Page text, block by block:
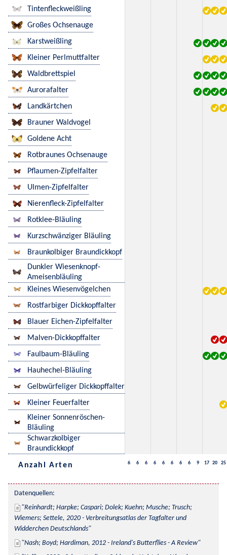
Tintenfleckweißling
Großes Ochsenauge
Karstweißling
Kleiner Perlmuttfalter
Waldbrettspiel
Aurorafalter
Landkärtchen
Brauner Waldvogel
Goldene Acht
Rotbraunes Ochsenauge
Pflaumen-Zipfelfalter
Ulmen-Zipfelfalter
Nierenfleck-Zipfelfalter
Rotklee-Bläuling
Kurzschwänziger Bläuling
Braunkolbiger Braundickkopf
Dunkler Wiesenknopf-
Ameisenbläuling
Kleines Wiesenvögelchen
Rostfarbiger Dickkopffalter
Blauer Eichen-Zipfelfalter
Malven-Dickkopffalter
Faulbaum-Bläuling
Hauhechel-Bläuling
Gelbwürfeliger Dickkopffalter
Kleiner Feuerfalter
Kleiner Sonnenröschen-
Bläuling
Schwarzkolbiger
Braundickkopf
Anzahl Arten 6 6 6 6 6 6 6 6 9 17 20 25
Datenquellen:
Reinhardt; Harpke; Caspari; Dolek; Kuehn; Musche; Trusch;
Wiemers; Settele, 2020 - Verbreitungsatlas der Tagfalter und
Widderchen Deutschlands
Nash; Boyd; Hardiman, 2012 - Ireland's Butterflies - A Review